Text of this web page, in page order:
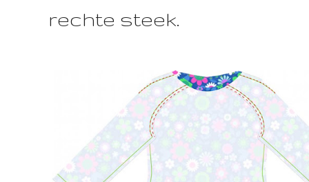
rechte steek.